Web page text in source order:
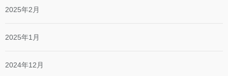
2025年2月
2025年1月
2024年12月